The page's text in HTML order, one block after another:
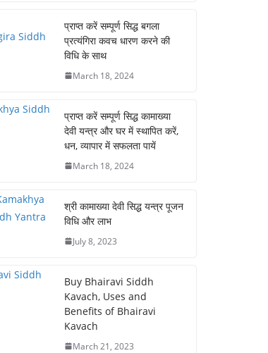
प्राप्त करें सम्पूर्ण सिद्ध बगला
प्रत्यंगिरा कवच धारण करने की
विधि के साथ
March 18, 2024
प्राप्त करें सम्पूर्ण सिद्ध कामाख्या
देवी यन्त्र और घर में स्थापित करें,
धन, व्यापार में सफलता पायें
March 18, 2024
श्री कामाख्या देवी सिद्ध यन्त्र पूजन
विधि और लाभ
July 8, 2023
Buy Bhairavi Siddh
Kavach, Uses and
Benefits of Bhairavi
Kavach
March 21, 2023